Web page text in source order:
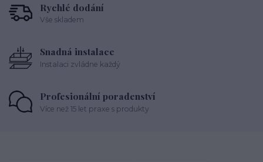
Rychlé dodání
Vše skladem
Snadná instalace
Instalaci zvládne každý
Profesionální poradenství
Více než 15 let praxe s produkty